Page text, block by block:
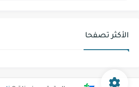
الأكثر تصفحا